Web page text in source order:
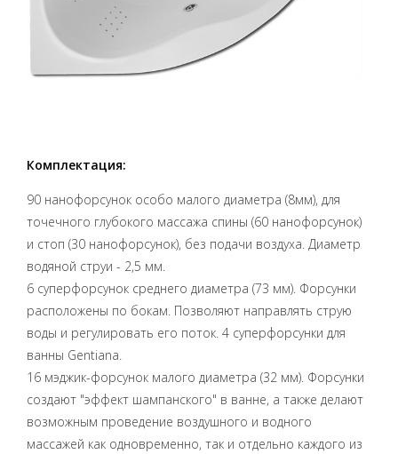
Комплектация:
90 нанофорсунок особо малого диаметра (8мм), для
точечного глубокого массажа спины (60 нанофорсунок)
и стоп (30 нанофорсунок), без подачи воздуха. Диаметр
водяной струи - 2,5 мм.
6 суперфорсунок среднего диаметра (73 мм). Форсунки
расположены по бокам. Позволяют направлять струю
воды и регулировать его поток. 4 суперфорсунки для
ванны Gentiana.
16 мэджик-форсунок малого диаметра (32 мм). Форсунки
создают "эффект шампанского" в ванне, а также делают
возможным проведение воздушного и водного
массажей как одновременно, так и отдельно каждого из